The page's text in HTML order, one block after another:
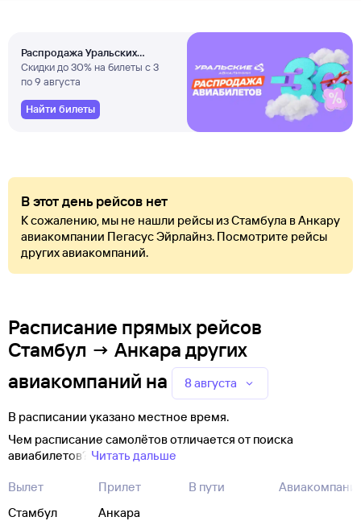
Распродажа Уральских
авиалиний
Скидки до 30% на билеты с 3
по 9 августа
Найти билеты
В этот день рейсов нет
К сожалению, мы не нашли рейсы из Стамбула в Анкару
авиакомпании Пегасус Эйрлайнз. Посмотрите рейсы
других авиакомпаний.
Расписание прямых рейсов
Стамбул → Анкара других
авиакомпаний на 8 августа
В расписании указано местное время.
Чем расписание самолётов отличается от поиска
авиабилетов? Читать дальше
Вылет
Стамбул
Прилет
Анкара
В пути